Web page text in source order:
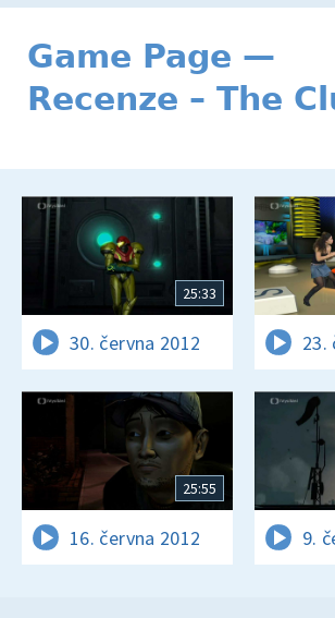
Game Page —
Recenze – The
25:33
30. června 2012 23.
25:55
16. června 2012 9.